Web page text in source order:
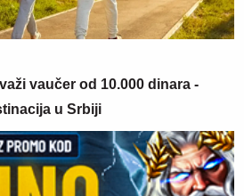
vaučer od 10.000 dinara -
u Srbiji